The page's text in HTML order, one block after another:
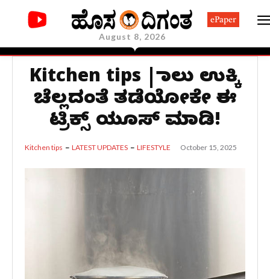
August 8, 2026
ePaper
Kitchen tips | ಹಾಲು ಉಕ್ಕಿ
ಚೆಲ್ಲದಂತೆ ತಡೆಯೋಕೇ ಈ
ಟ್ರಿಕ್ಸ್ ಯೂಸ್ ಮಾಡಿ!
Kitchen tips LATEST UPDATES LIFESTYLE October 15, 2025